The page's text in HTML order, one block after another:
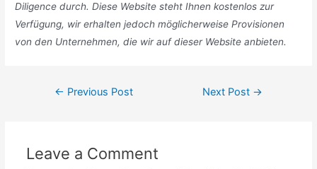
Diligence durch. Diese Website steht Ihnen kostenlos zur
Verfügung, wir erhalten jedoch möglicherweise Provisionen
von den Unternehmen, die wir auf dieser Website anbieten.
Post← Previous Post Next Post →
Leave a Comment